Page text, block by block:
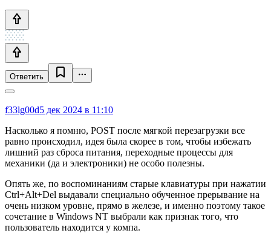
Ответить
f33lg00d5 дек 2024 в 11:10
Насколько я помню, POST после мягкой перезагрузки все
равно происходил, идея была скорее в том, чтобы избежать
лишний раз сброса питания, переходные процессы для
механики (да и электроники) не особо полезны.
Опять же, по воспоминаниям старые клавиатуры при нажатии
Ctrl+Alt+Del выдавали специально обученное прерывание на
очень низком уровне, прямо в железе, и именно поэтому такое
сочетание в Windows NT выбрали как признак того, что
пользователь находится у компа.